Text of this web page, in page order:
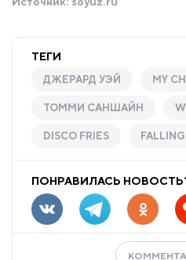
ТЕГИ
ДЖЕРАРД УЭЙ MY
ТОММИ САНШАЙН
DISCO FRIES
ПОНРАВИЛАСЬ